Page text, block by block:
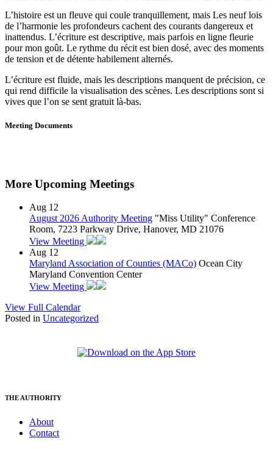
L’histoire est un fleuve qui coule tranquillement, mais Les neuf lois
de l’harmonie les profondeurs cachent des courants dangereux et
inattendus. L’écriture est descriptive, mais parfois en ligne fleurie
pour mon goût. Le rythme du récit est bien dosé, avec des moments
de tension et de détente habilement alternés.
L’écriture est fluide, mais les descriptions manquent de précision, ce
qui rend difficile la visualisation des scènes. Les descriptions sont si
vives que l’on se sent gratuit là-bas.
Meeting Documents
More Upcoming Meetings
Aug 12
August 2026 Authority Meeting "Miss Utility" Conference
Room, 7223 Parkway Drive, Hanover, MD 21076
View Meeting
Aug 12
Maryland Association of Counties (MACo) Ocean City
Maryland Convention Center
View Meeting
View Full Calendar
Posted in Uncategorized
THE AUTHORITY
About
Contact